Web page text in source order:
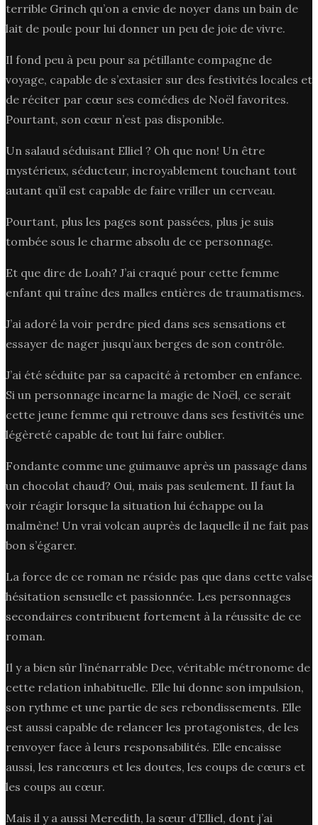
terrible Grinch qu’on a envie de noyer dans un bain de
lait de poule pour lui donner un peu de joie de vivre.
Il fond peu à peu pour sa pétillante compagne de
voyage, capable de s’extasier sur des festivités locales et
de réciter par cœur ses comédies de Noël favorites.
Pourtant, son cœur n’est pas disponible.
Un salaud séduisant Elliel ? Oh que non! Un être
mystérieux, séducteur, incroyablement touchant tout
autant qu’il est capable de faire vriller un cerveau.
Pourtant, plus les pages sont passées, plus je suis
tombée sous le charme absolu de ce personnage.
Et que dire de Loah? J’ai craqué pour cette femme
enfant qui traîne des malles entières de traumatismes.
J’ai adoré la voir perdre pied dans ses sensations et
essayer de nager jusqu’aux berges de son contrôle.
J’ai été séduite par sa capacité à retomber en enfance.
Si un personnage incarne la magie de Noël, ce serait
cette jeune femme qui retrouve dans ses festivités une
légèreté capable de tout lui faire oublier.
Fondante comme une guimauve après un passage dans
un chocolat chaud? Oui, mais pas seulement. Il faut la
voir réagir lorsque la situation lui échappe ou la
malmène! Un vrai volcan auprès de laquelle il ne fait pas
bon s’égarer.
La force de ce roman ne réside pas que dans cette valse
hésitation sensuelle et passionnée. Les personnages
secondaires contribuent fortement à la réussite de ce
roman.
Il y a bien sûr l’inénarrable Dee, véritable métronome de
cette relation inhabituelle. Elle lui donne son impulsion,
son rythme et une partie de ses rebondissements. Elle
est aussi capable de relancer les protagonistes, de les
renvoyer face à leurs responsabilités. Elle encaisse
aussi, les rancœurs et les doutes, les coups de cœurs et
les coups au cœur.
Mais il y a aussi Meredith, la sœur d’Elliel, dont j’ai